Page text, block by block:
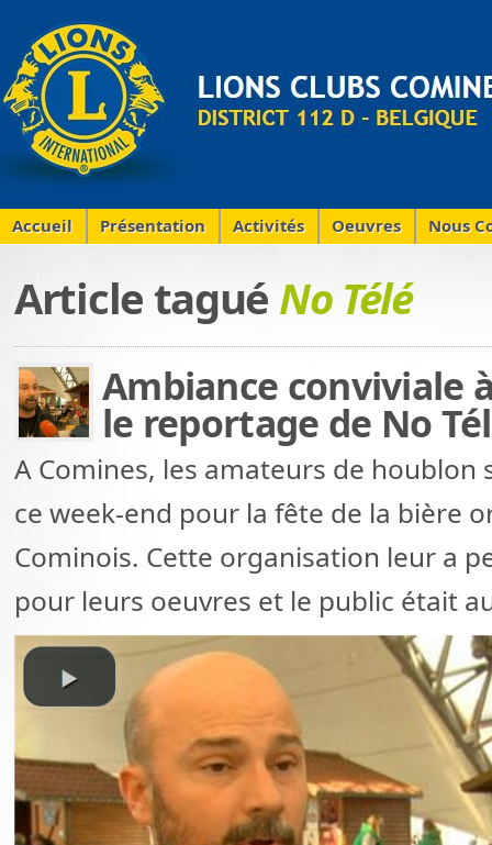
Accueil Présentation Activités Oeuvres Nous
Article tagué No Télé
Ambiance conviviale
le reportage de No
A Comines, les amateurs de houblon
ce week-end pour la fête de la bière
Cominois. Cette organisation leur a
pour leurs oeuvres et le public était